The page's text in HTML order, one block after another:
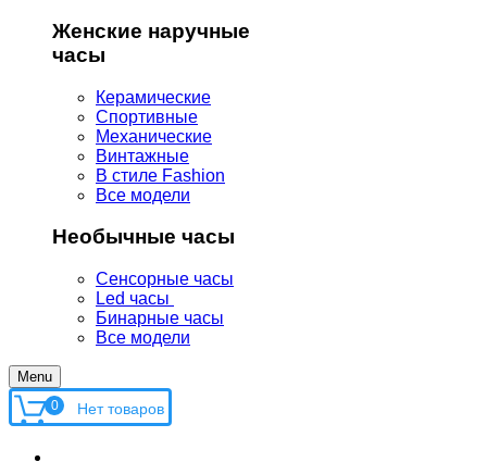
Женские наручные
часы
Керамические
Спортивные
Механические
Винтажные
В стиле Fashion
Все модели
Необычные часы
Сенсорные часы
Led часы
Бинарные часы
Все модели
Menu
0